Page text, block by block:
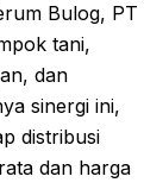
Bulog, PT
tani,
dan
sinergi ini,
distribusi
dan harga